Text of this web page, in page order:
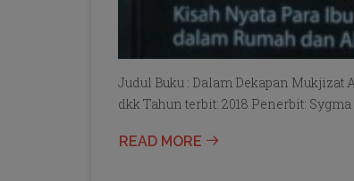
Judul Buku : Dalam Dekapan Mukjizat
dkk Tahun terbit: 2018 Penerbit:
READ MORE